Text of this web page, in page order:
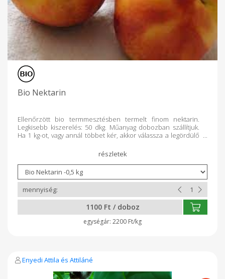
Bio Nektarin
Ellenőrzött bio termmesztésben termelt finom nektarin.
Legkisebb kiszerelés: 50 dkg. Műanyag dobozban szállítjuk.
Ha 1 kg-ot, vagy annál többet kér, akkor válassza a legördülő
a mennyiségnél adja meg, hogy hányszor 1 kg-ot kér. Az ár a
súly arányáben kismértékben változhat.
1100 Ft / doboz
2200 Ft/kg
Enyedi Attila és Attiláné